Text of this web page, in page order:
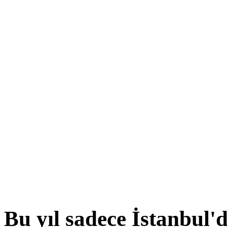
Bu yıl sadece